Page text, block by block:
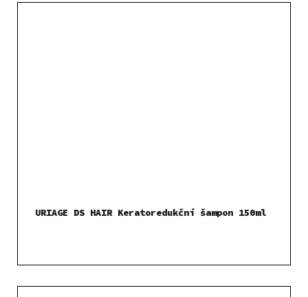
URIAGE DS HAIR Keratoredukční šampon 150ml